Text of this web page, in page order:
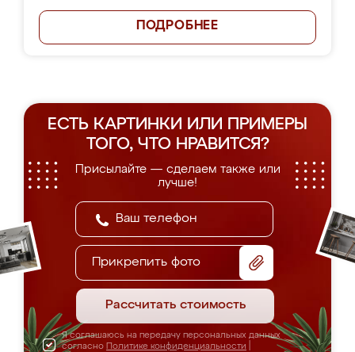
ПОДРОБНЕЕ
ЕСТЬ КАРТИНКИ ИЛИ ПРИМЕРЫ
ТОГО, ЧТО НРАВИТСЯ?
Присылайте — сделаем также или
лучше!
Прикрепить фото
Рассчитать стоимость
Я соглашаюсь на передачу персональных данных
согласно Политике конфиденциальности